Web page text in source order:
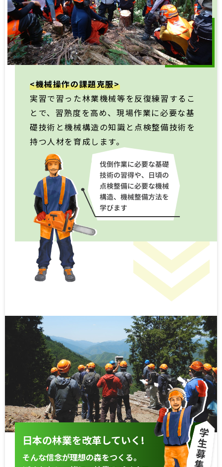
<機械操作の課題克服>
実習で習った林業機械等を反復練習するこ
とで、習熟度を高め、現場作業に必要な基
礎技術と機械構造の知識と点検整備技術を
持つ人材を育成します。
日本の林業を改革していく!
そんな信念が理想の森をつくる。